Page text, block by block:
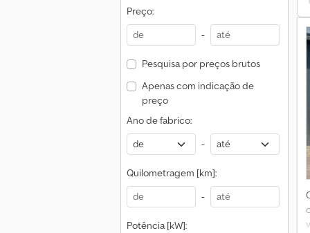
Preço:
-
Pesquisa por preços brutos
Apenas com indicação de
preço
Ano de fabrico:
-
Quilometragem [km]:
-
Potência [kW]: